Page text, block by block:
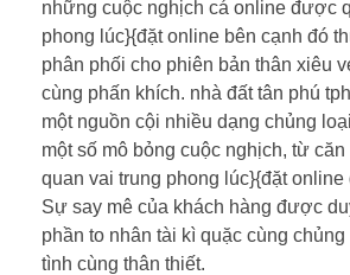
những cuộc nghịch cá online được
phong lúc}{đặt online bên cạnh đó
phân phối cho phiên bản thân xiêu
cùng phấn khích. nhà đất tân phú
một nguồn cội nhiều dạng chủng
một số mô bỏng cuộc nghịch, từ
quan vai trung phong lúc}{đặt online
Sự say mê của khách hàng được
phần to nhân tài kì quặc cùng
tình cùng thân thiết.